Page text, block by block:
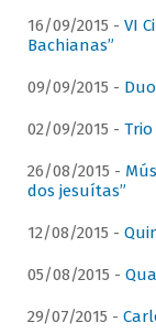
16/09/2015 - VI
Bachianas”
09/09/2015 -
02/09/2015 -
26/08/2015 -
dos jesuítas”
12/08/2015 -
05/08/2015 -
29/07/2015 -